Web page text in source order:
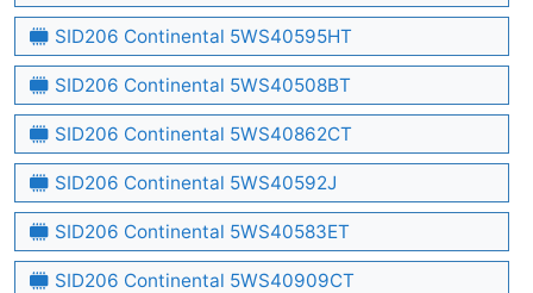
SID206 Continental 5WS40595HT
SID206 Continental 5WS40508BT
SID206 Continental 5WS40862CT
SID206 Continental 5WS40592J
SID206 Continental 5WS40583ET
SID206 Continental 5WS40909CT